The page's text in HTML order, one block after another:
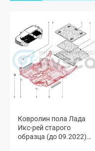
Калина-2
хэтчбек (ВАЗ
2192), Лада
Калина-2
Спорт
хэтчбек,
Лада
(ВАЗ 2194),
Калина-2
Кросс
универсал,
Лада Гранта
Ковролин пола Лада
Икс-рей старого
образца (до 09.2022)